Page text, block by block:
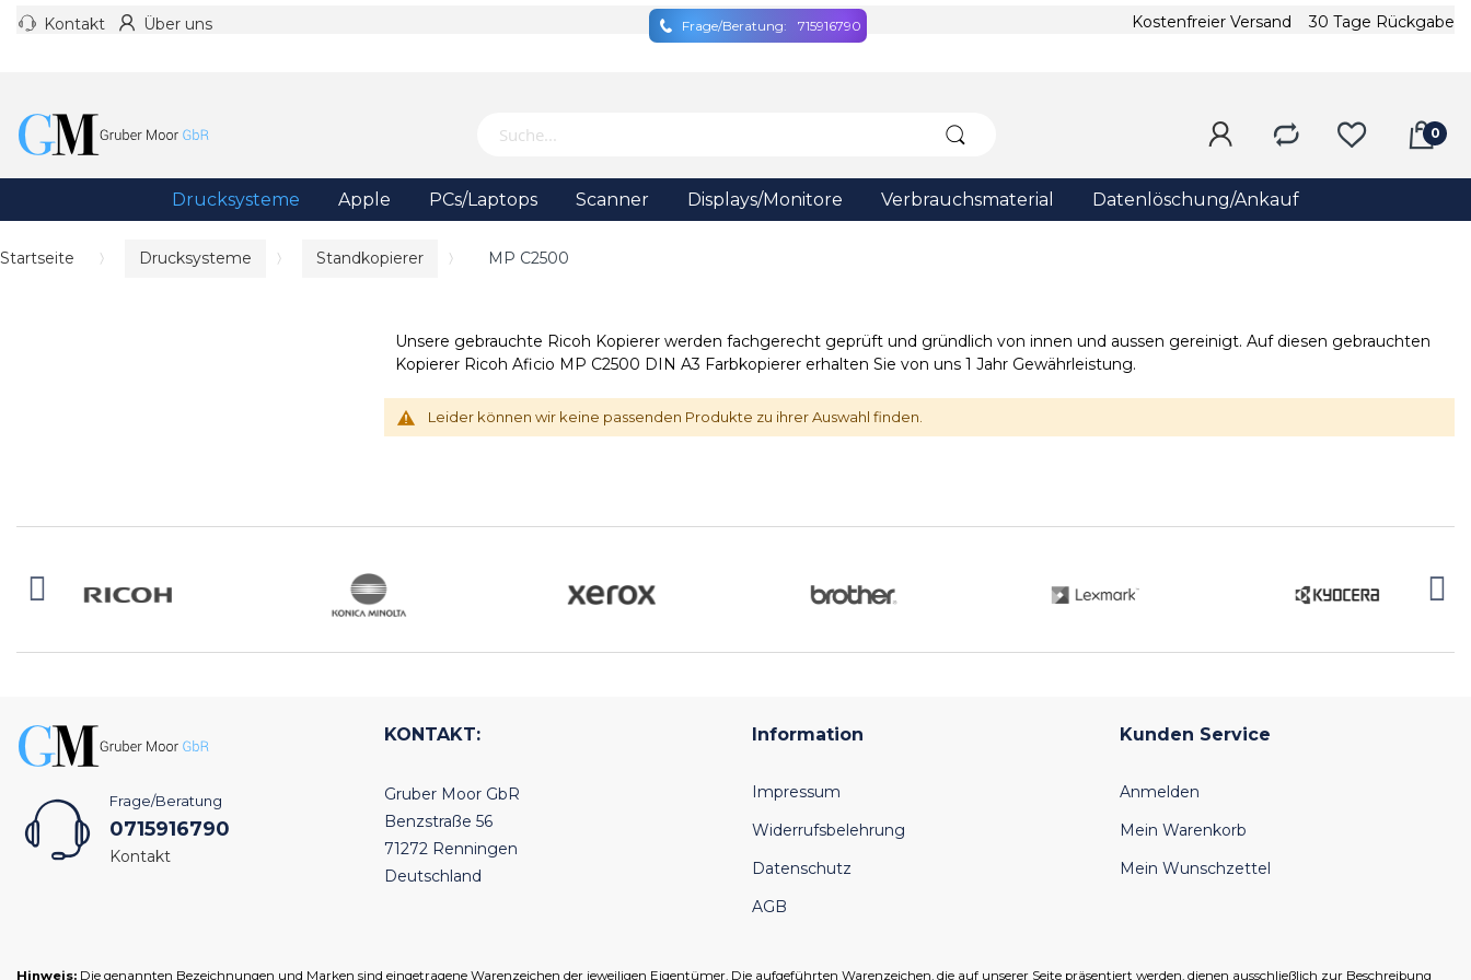
Kontakt Über uns Frage/Beratung: 715916790 Kostenfreier Versand 30 Tage Rückgabe
Drucksysteme Apple PCs/Laptops Scanner Displays/Monitore Verbrauchsmaterial Datenlöschung/Ankauf
Startseite Drucksysteme Standkopierer MP C2500
Unsere gebrauchte Ricoh Kopierer werden fachgerecht geprüft und gründlich von innen und aussen gereinigt. Auf diesen gebrauchten
Kopierer Ricoh Aficio MP C2500 DIN A3 Farbkopierer erhalten Sie von uns 1 Jahr Gewährleistung.
Leider können wir keine passenden Produkte zu ihrer Auswahl finden.
Frage/Beratung
0715916790
Kontakt
KONTAKT:
Gruber Moor GbR
Benzstraße 56
71272 Renningen
Deutschland
Information
Impressum
Widerrufsbelehrung
Datenschutz
AGB
Kunden Service
Anmelden
Mein Warenkorb
Mein Wunschzettel
Hinweis: Die genannten Bezeichnungen und Marken sind eingetragene Warenzeichen der jeweiligen Eigentümer. Die aufgeführten Warenzeichen, die auf unserer Seite präsentiert werden, dienen ausschließlich zur Beschreibung